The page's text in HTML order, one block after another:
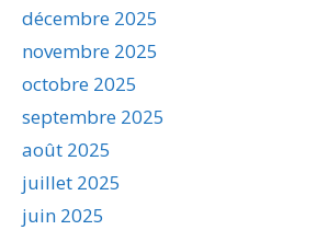
décembre 2025
novembre 2025
octobre 2025
septembre 2025
août 2025
juillet 2025
juin 2025